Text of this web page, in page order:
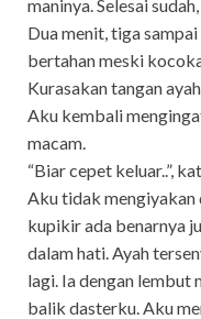
maninya. Selesai
Dua menit, tiga
bertahan meski
Kurasakan tangan
Aku kembali
macam.
“Biar cepet keluar..”,
Aku tidak mengiyakan
kupikir ada benarnya
dalam hati. Ayah
lagi. Ia dengan lembut
balik dasterku. Aku